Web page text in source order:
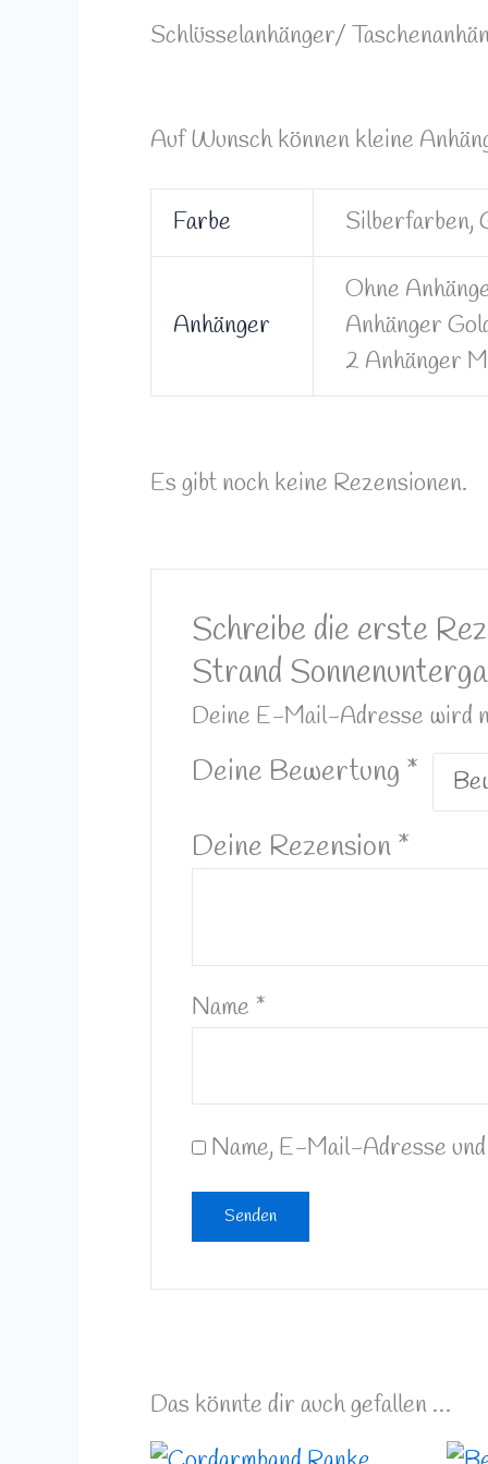
Schlüsselanhänger/
Auf Wunsch können kleine
Farbe Silberfarben,
Anhänger
Ohne
Anhänger
2 Anhänger
Es gibt noch keine Rezensionen.
Schreibe die erste
Strand
Deine E-Mail-Adresse wird
Deine Bewertung *
Deine Rezension*
Name *
Name, E-Mail-Adresse
Das könnte dir auch gefallen …